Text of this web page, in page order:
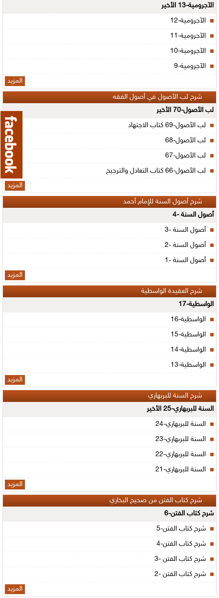
الآجرومية-13 الأخير
الآجرومية-12
الآجرومية-11
الآجرومية-10
الآجرومية-9
المزيد
شرح لب الأصول في أصول الفقه
لب الأصول-70 الأخير
لب الأصول-69 كتاب الاجتهاد
لب الأصول-68
لب الأصول-67
لب الأصول-66 كتاب التعادل والترجيح
المزيد
شرح أصول السنة للإمام أحمد
أصول السنة -4
أصول السنة -3
أصول السنة -2
أصول السنة -1
المزيد
شرح العقيدة الواسطية
الواسطية-17
الواسطية-16
الواسطية-15
الواسطية-14
الواسطية-13
المزيد
شرح السنة للبربهاري
السنة للبربهاري-25 الأخير
السنة للبربهاري-24
السنة للبربهاري-23
السنة للبربهاري-22
السنة للبربهاري-21
المزيد
شرح كتاب الفتن من صحيح البخاري
شرح كتاب الفتن-6
شرح كتاب الفتن-5
شرح كتاب الفتن-4
شرح كتاب الفتن -3
شرح كتاب الفتن -2
المزيد